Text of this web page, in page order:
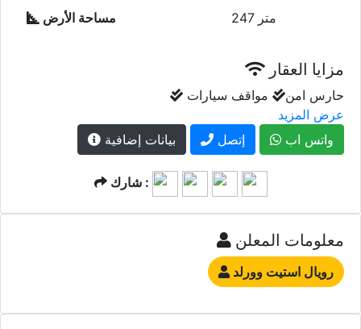
مساحة الأرض 247 متر
مزايا العقار
حارس امن
مواقف سيارات
عرض المزيد
بيانات إضافية
إتصل واتس اب
شارك :
معلومات المعلن
رويال استيت وورلد